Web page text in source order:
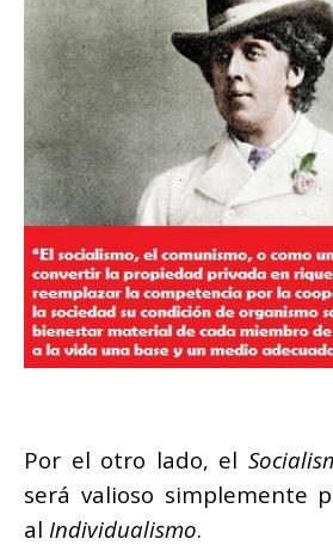
Por el otro lado, el
será valioso simplemente
al Individualismo.